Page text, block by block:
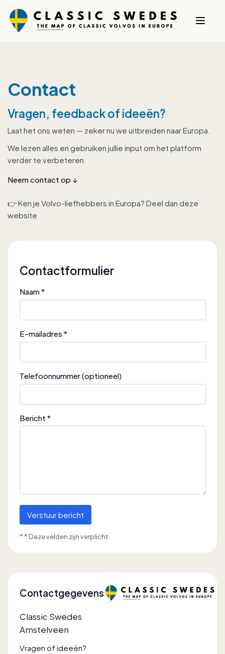
Contact
Vragen, feedback of ideeën?
Laat het ons weten — zeker nu we uitbreiden naar Europa.
We lezen alles en gebruiken jullie input om het platform
verder te verbeteren.
Neem contact op ↓
👉 Ken je Volvo-liefhebbers in Europa? Deel dan deze
website
Contactgegevens
Classic Swedes
Amstelveen
Vragen of ideeën?
Contactformulier
Naam *
E-mailadres *
Telefoonnummer (optioneel)
Bericht *
Verstuur bericht
* * Deze velden zijn verplicht